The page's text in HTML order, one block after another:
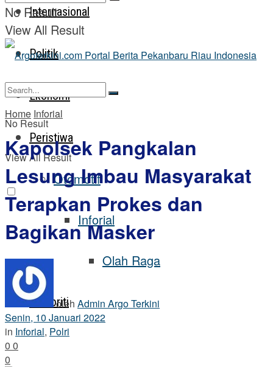
Internasional
Politik
Ekonomi
Peristiwa
Otomotif
Inforial
Olah Raga
Selebriti
No Result
View All Result
No Result
View All Result
Home Inforial
Kapolsek Pangkalan
Lesung Imbau Masyarakat
Terapkan Prokes dan
Bagikan Masker
oleh Admin Argo Terkini
Senin, 10 Januari 2022
in Inforial, Polri
0 0
0